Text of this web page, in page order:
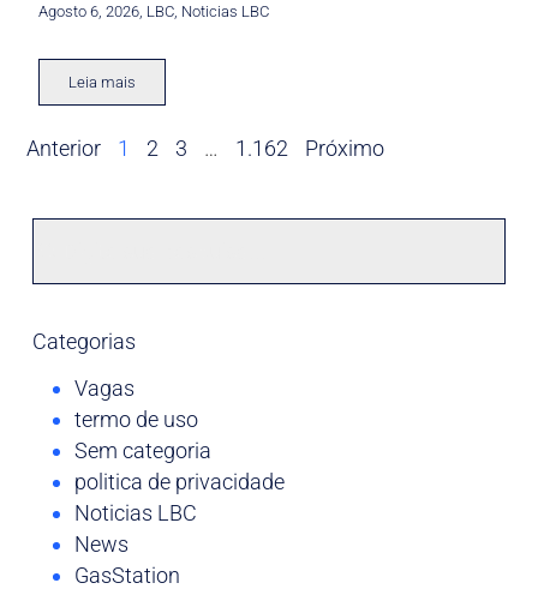
Agosto 6, 2026 LBC Noticias LBC
Leia mais
Anterior 1 2 3 … 1.162 Próximo
Categorias
Vagas
termo de uso
Sem categoria
politica de privacidade
Noticias LBC
News
GasStation